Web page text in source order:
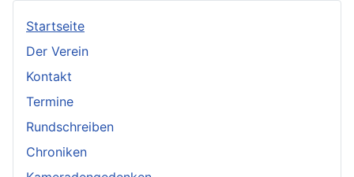
Startseite
Der Verein
Kontakt
Termine
Rundschreiben
Chroniken